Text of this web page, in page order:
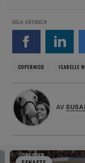
DELA ARTIKELN
COPERNICO ISABELLE
AV
DRESSYR